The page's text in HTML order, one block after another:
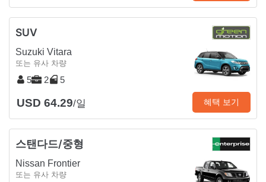
SUV
Suzuki Vitara
또는 유사 차량
5 2 5
USD 64.29/일 혜택 보기
스탠다드/중형
Nissan Frontier
또는 유사 차량